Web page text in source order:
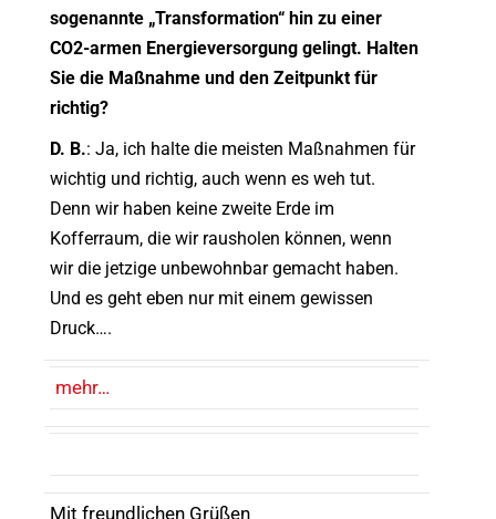
sogenannte „Transformation“ hin zu einer
CO2-armen Energieversorgung gelingt. Halten
Sie die Maßnahme und den Zeitpunkt für
richtig?
D. B.: Ja, ich halte die meisten Maßnahmen für
wichtig und richtig, auch wenn es weh tut.
Denn wir haben keine zweite Erde im
Kofferraum, die wir rausholen können, wenn
wir die jetzige unbewohnbar gemacht haben.
Und es geht eben nur mit einem gewissen
Druck….
mehr…
Mit freundlichen Grüßen